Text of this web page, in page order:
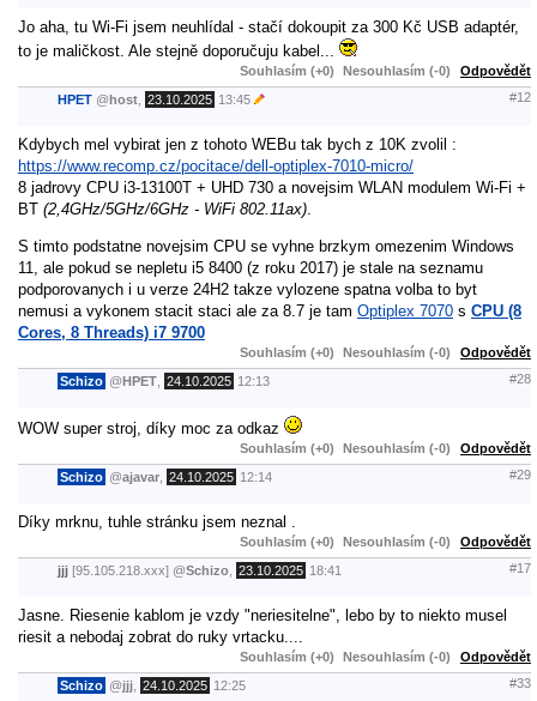
Jo aha, tu Wi-Fi jsem neuhlídal - stačí dokoupit za 300 Kč USB adaptér,
to je maličkost. Ale stejně doporučuju kabel...
Souhlasím (+0) Nesouhlasím (-0) Odpovědět
HPET @ host 23.10.2025 13:45 #12
Kdybych mel vybirat jen z tohoto WEBu tak bych z 10K zvolil :
https://www.recomp.cz/pocitace/dell-optiplex-7010-micro/
8 jadrovy CPU i3-13100T + UHD 730 a novejsim WLAN modulem Wi-Fi +
BT (2,4GHz/5GHz/6GHz - WiFi 802.11ax)
S timto podstatne novejsim CPU se vyhne brzkym omezenim Windows
11, ale pokud se nepletu i5 8400 (z roku 2017) je stale na seznamu
podporovanych i u verze 24H2 takze vylozene spatna volba to byt
nemusi a vykonem stacit staci ale za 8.7 je tam Optiplex 7070 s CPU (8
Cores, 8 Threads) i7 9700
Souhlasím (+0) Nesouhlasím (-0) Odpovědět
Schizo @ HPET 24.10.2025 12:13 #28
WOW super stroj, díky moc za odkaz
Souhlasím (+0) Nesouhlasím (-0) Odpovědět
Schizo @ajavar 24.10.2025 12:14 #29
Díky mrknu, tuhle stránku jsem neznal .
Souhlasím (+0) Nesouhlasím (-0) Odpovědět
jjj [95.105.218.xxx] @Schizo 23.10.2025 18:41 #17
Jasne. Riesenie kablom je vzdy "neriesitelne", lebo by to niekto musel
riesit a nebodaj zobrat do ruky vrtacku....
Souhlasím (+0) Nesouhlasím (-0) Odpovědět
Schizo @jjj 24.10.2025 12:25 #33